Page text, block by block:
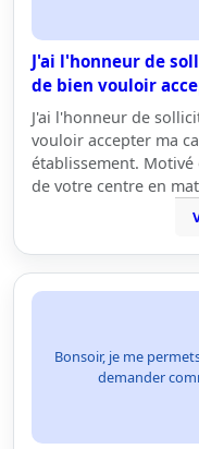
J'ai l'honneur de
de bien vouloir
J'ai l'honneur de
vouloir accepter ma
établissement.
de votre centre en
Bonsoir, je me
demander